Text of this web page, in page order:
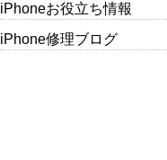
iPhoneお役立ち情報
iPhone修理ブログ